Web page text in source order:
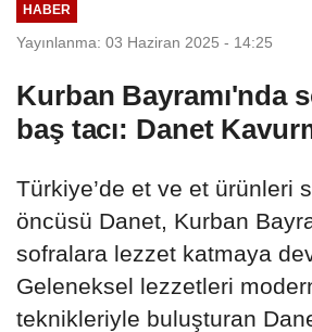
HABER
Yayınlanma: 03 Haziran 2025 - 14:25
Kurban Bayramı'nda
baş tacı: Danet
Türkiye’de et ve et ürünleri
öncüsü Danet, Kurban
sofralara lezzet katmaya
Geleneksel lezzetleri
teknikleriyle buluşturan